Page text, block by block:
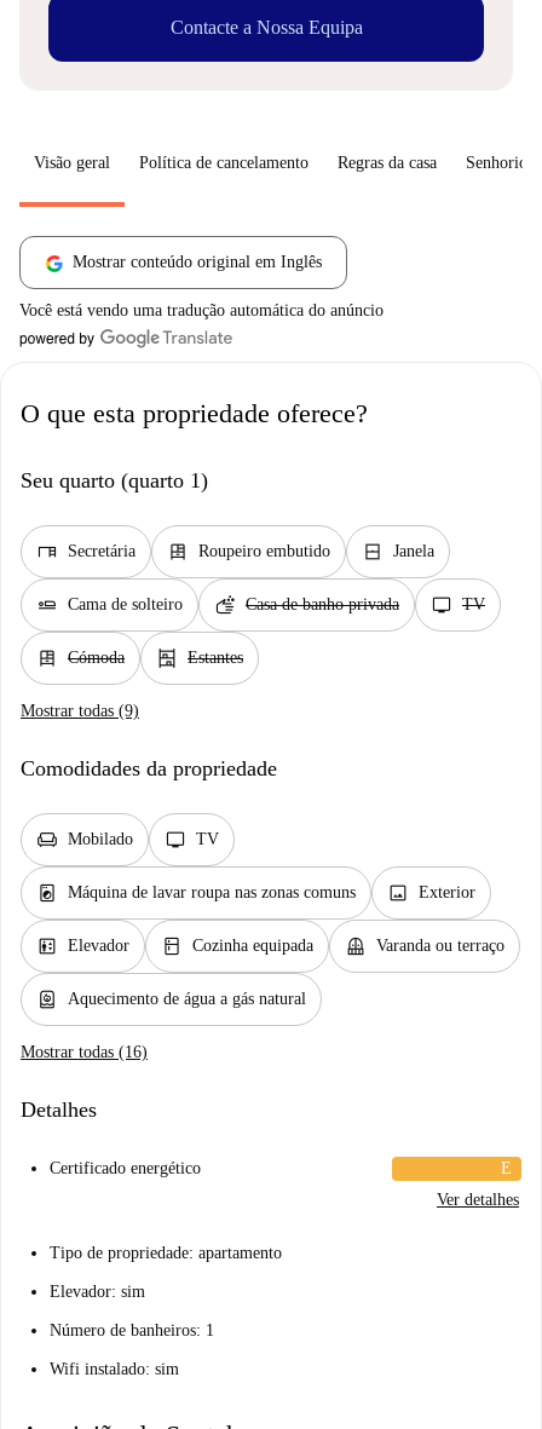
Contacte a Nossa Equipa
Visão geral Política de cancelamento Regras da casa Senhorio
Mostrar conteúdo original em Inglês
Você está vendo uma tradução automática do anúncio
O que esta propriedade oferece?
Seu quarto (quarto 1)
desk Secretária dresser Roupeiro embutido window_closed Janela
airline_seat_flat Cama de solteiro soap Casa de banho privada tv TV
dresser Cómoda shelves Estantes
Mostrar todas (9)
Comodidades da propriedade
chair Mobilado tv TV
local_laundry_service Máquina de lavar roupa nas zonas comuns image Exterior
elevator Elevador kitchen Cozinha equipada balcony Varanda ou terraço
water_heater Aquecimento de água a gás natural
Mostrar todas (16)
Detalhes
Certificado energético
E
Ver detalhes
Tipo de propriedade: apartamento
Elevador: sim
Número de banheiros: 1
Wifi instalado: sim